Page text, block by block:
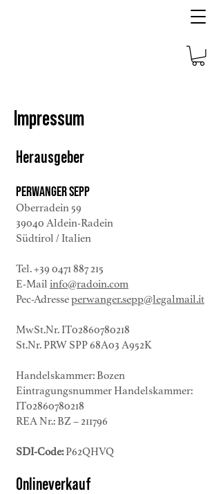
Impressum
Herausgeber
Perwanger Sepp
Oberradein 59
39040 Aldein-Radein
Südtirol / Italien
Tel.+39 0471 887 215
E-Mail info@radoin.com
Pec-Adresseperwanger.sepp@legalmail.it
MwSt.Nr. IT02860780218
St.Nr. PRW SPP 68A03 A952K
Handelskammer: Bozen
Eintragungsnummer Handelskammer:
IT02860780218
REA Nr.: BZ – 211796
SDI-Code:P62QHVQ
Onlineverkauf